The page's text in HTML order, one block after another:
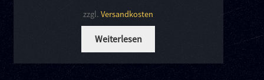
zzgl.Versandkosten
Weiterlesen